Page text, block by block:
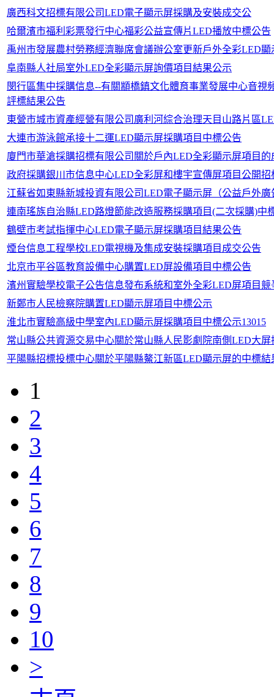
廣西科文招標有限公司LED電子顯示屏採購及安裝成交公
哈爾濱市福利彩票發行中心福彩公益宣傳片LED播放中標公告
禹州市發展農村勞務經濟聯席會議辦公室更新戶外全彩LED
阜南縣人社局室外LED全彩顯示屏詢價項目結果公示
閔行區集中採購信息--有關顓橋鎮文化體育事業發展中心音
評標結果公告
東營市城市資產經營有限公司廣利河綜合治理天目山路片區
大連市游泳館承接十二運LED顯示屏採購項目中標公告
廈門市華滄採購招標有限公司關於戶內LED全彩顯示屏項目的
政府採購銀川市信息中心LED全彩屏和樓宇宣傳屏項目公開招
江蘇省如東縣新城投資有限公司LED電子顯示屏（公益戶外
連南瑤族自治縣LED路燈節能改造服務採購項目(二次採購)中
鶴壁市考試指揮中心LED電子顯示屏採購項目結果公告
煙台信息工程學校LED電視機及集成安裝採購項目成交公告
北京市平谷區教育設備中心購置LED屏設備項目中標公告
濱州實驗學校電子公告信息發布系統和室外全彩LED屏項目
新鄭市人民檢察院購置LED顯示屏項目中標公示
淮北市實驗高級中學室內LED顯示屏採購項目中標公示13015
常山縣公共資源交易中心關於常山縣人民影劇院南側LED大
平陽縣招標投標中心關於平陽縣鰲江新區LED顯示屏的中標結
1
2
3
4
5
6
7
8
9
10
>